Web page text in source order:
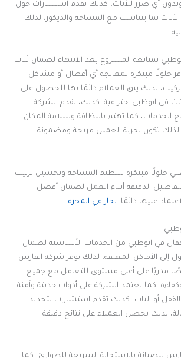
أي ضرر للأثاث، كذلك تقدم استشارات حول
بما يتناسب مع المساحة والديكور، لذلك
بمتابعة المشروع بعد الانتهاء لضمان ثبات
حلولًا مبتكرة لمعالجة أي أعطال أو مشاكل
لذلك يثق العملاء دائمًا بها للحصول على
في ابوظبي احترافية. كذلك، تقدم الشركة
الخدمات، كما تهتم بالنظافة وسلامة المكان
لذلك تكون تجربة العميل مريحة ومضمونة
حلولًا مبتكرة لتنظيم المساحة وتحسين ترتيب
الدقيقة أثناء العمل لضمان أفضل
عليها دائمًا. نجار في المجرة
في ابوظبي من الخدمات الأساسية لضمان
إلى الأماكن المغلقة، لذلك توفر شركة الفارس
مدربًا على أعلى مستوى للتعامل مع جميع
كما تعتمد الشركة على أدوات حديثة وآمنة
أو الباب، كذلك تقدم استشارات لتحديد
لذلك يحصل العملاء على نتائج دقيقة